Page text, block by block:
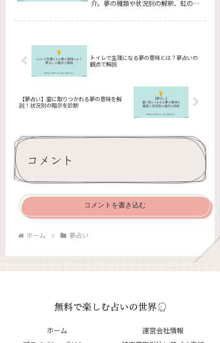
介。夢の種類や状況別の解釈、虹の夢
トイレで生理になる夢の意味とは？夢占いの
観点で解説
【夢占い】霊に取りつかれる夢の意味を解
説！状況別の暗示を診断
コメント
コメントを書き込む
ホーム 夢占い
ホーム
運営会社情報